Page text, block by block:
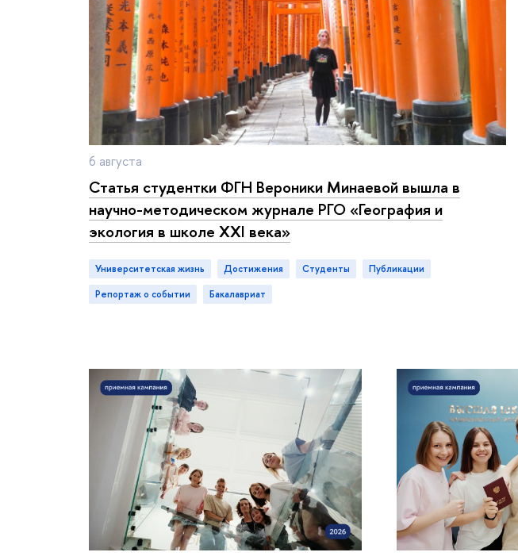
6 августа
Статья студентки ФГН Вероники Минаевой вышла
научно-методическом журнале РГО «География и
экология в школе XXI века»
Университетская жизнь достижения студенты
публикации
репортаж о событии
акалавриат